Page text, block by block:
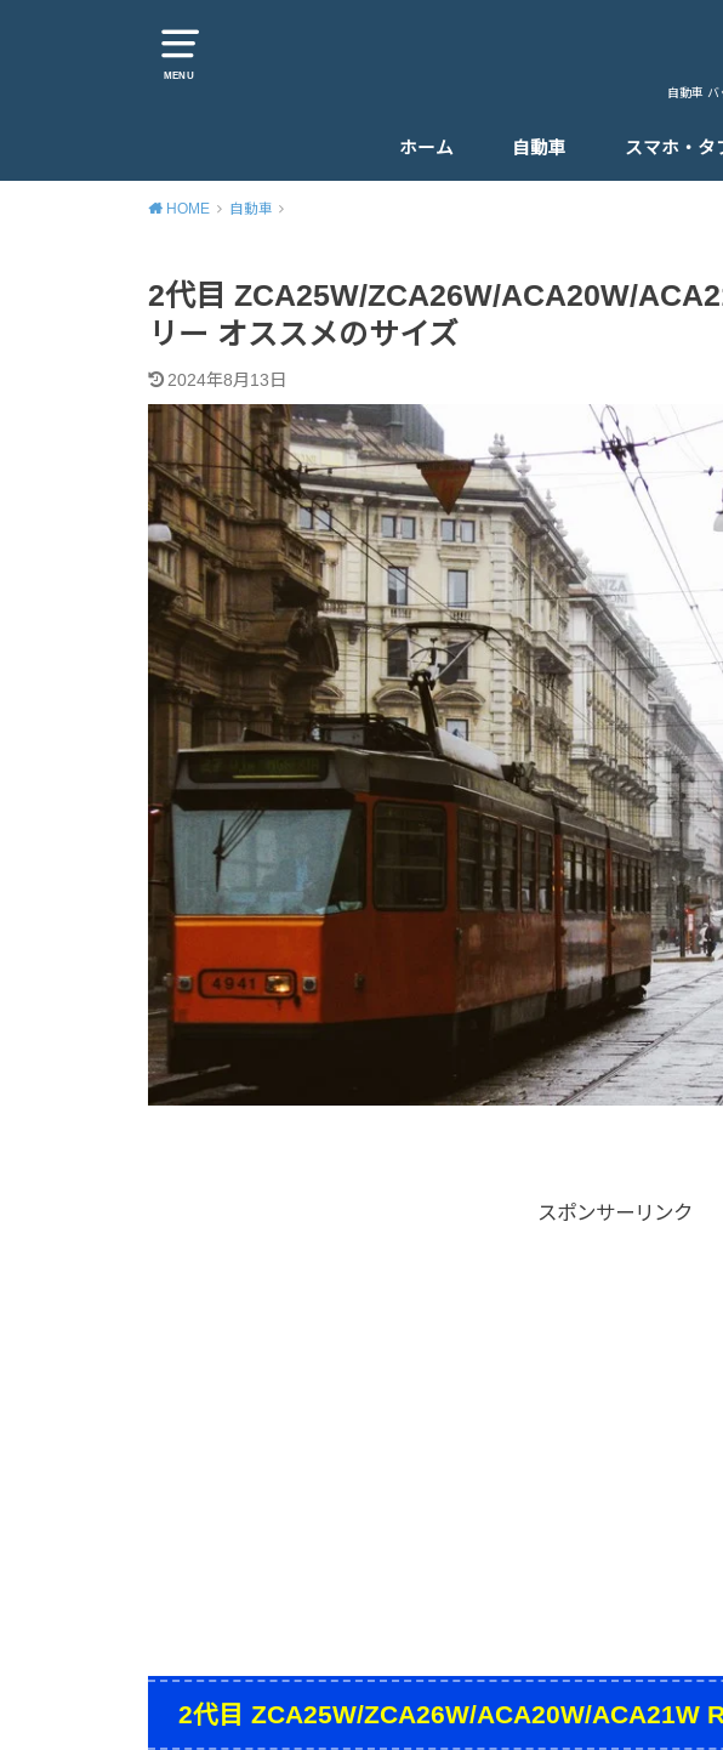
MENU
自動車
ホーム 自動車 スマホ・タ
HOME 自動車
2代目 ZCA25W/ZCA26W/ACA20W/
リー オススメのサイズ
2024年8月13日
スポンサーリンク
2代目 ZCA25W/ZCA26W/ACA20W/ACA21W